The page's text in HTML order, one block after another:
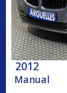
2012
Manual